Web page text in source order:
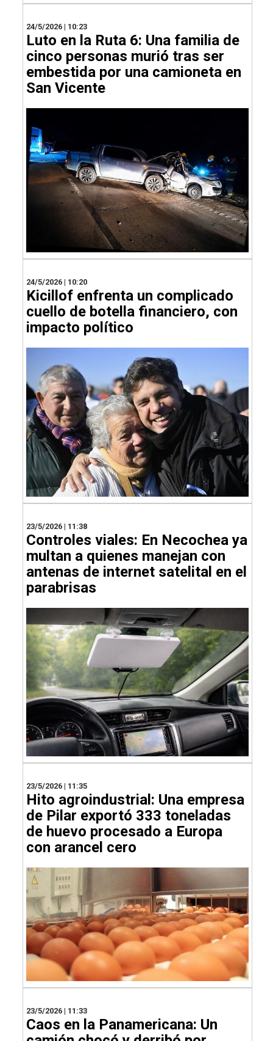
24/5/2026 | 10:23
Luto en la Ruta 6: Una familia de
cinco personas murió tras ser
embestida por una camioneta en
San Vicente
24/5/2026 | 10:20
Kicillof enfrenta un complicado
cuello de botella financiero, con
impacto político
23/5/2026 | 11:38
Controles viales: En Necochea ya
multan a quienes manejan con
antenas de internet satelital en el
parabrisas
23/5/2026 | 11:35
Hito agroindustrial: Una empresa
de Pilar exportó 333 toneladas
de huevo procesado a Europa
con arancel cero
23/5/2026 | 11:33
Caos en la Panamericana: Un